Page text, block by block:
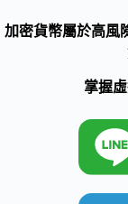
加密貨幣屬於高風
掌握